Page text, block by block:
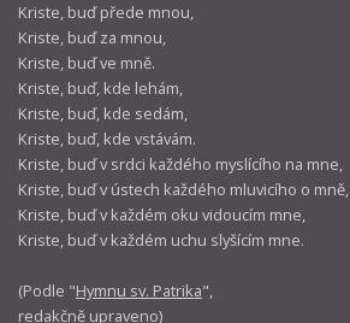
Kriste, buď přede mnou,
Kriste, buď za mnou,
Kriste, buď ve mně.
Kriste, buď, kde lehám,
Kriste, buď, kde sedám,
Kriste, buď, kde vstávám.
Kriste, buď v srdci každého myslícího na mne,
Kriste, buď v ústech každého mluvicího o mně,
Kriste, buď v každém oku vidoucím mne,
Kriste, buď v každém uchu slyšícím mne.
(Podle "Hymnu sv. Patrika",
redakčně upraveno)